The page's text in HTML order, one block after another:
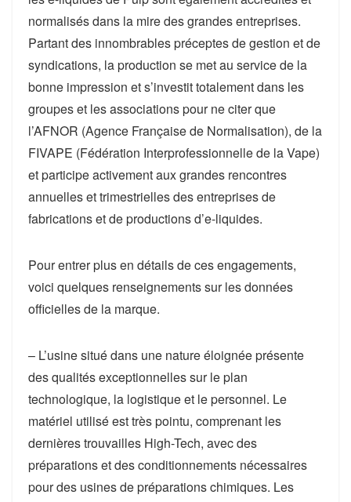
normalisés dans la mire des grandes entreprises.
Partant des innombrables préceptes de gestion et de
syndications, la production se met au service de la
bonne impression et s’investit totalement dans les
groupes et les associations pour ne citer que
l’AFNOR (Agence Française de Normalisation), de la
FIVAPE (Fédération Interprofessionnelle de la Vape)
et participe activement aux grandes rencontres
annuelles et trimestrielles des entreprises de
fabrications et de productions d’e-liquides.
Pour entrer plus en détails de ces engagements,
voici quelques renseignements sur les données
officielles de la marque.
– L’usine situé dans une nature éloignée présente
des qualités exceptionnelles sur le plan
technologique, la logistique et le personnel. Le
matériel utilisé est très pointu, comprenant les
dernières trouvailles High-Tech, avec des
préparations et des conditionnements nécessaires
pour des usines de préparations chimiques. Les